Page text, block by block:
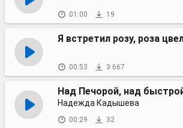
01:00 19
Я встретил розу, роза
00:53 3 667
Над Печорой, над
Надежда Кадышева
00:29 32